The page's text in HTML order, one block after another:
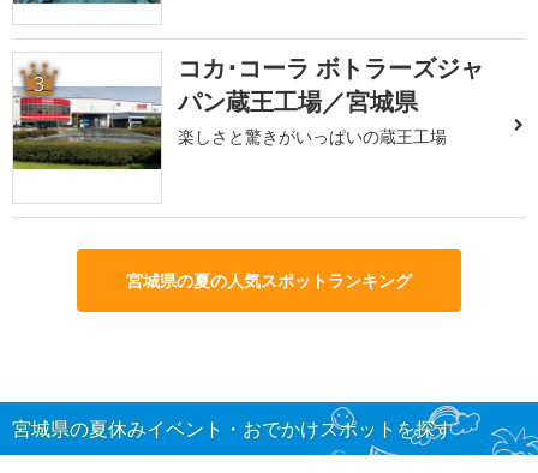
3
コカ･コーラ ボトラーズジャ
パン蔵王工場／宮城県
楽しさと驚きがいっぱいの蔵王工場
宮城県の夏の人気スポットランキング
宮城県の夏休みイベント・おでかけスポットを探す